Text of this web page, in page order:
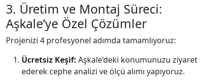
3. Üretim ve Montaj Süreci:
Aşkale’ye Özel Çözümler
Projenizi 4 profesyonel adımda tamamlıyoruz:
Ücretsiz Keşif: Aşkale’deki konumunuzu ziyaret
ederek cephe analizi ve ölçü alımı yapıyoruz.